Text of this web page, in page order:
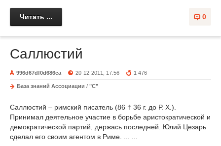
0
Читать ...
Саллюстий
996d67df0d686ca 20-12-2011, 17:56 1 476
База знаний Ассоциации / "С"
Саллюстий – римский писатель (86 † 36 г. до Р. X.).
Принимал деятельное участие в борьбе аристократической и
демократической партий, держась последней. Юлий Цезарь
сделал его своим агентом в Риме. ... ...